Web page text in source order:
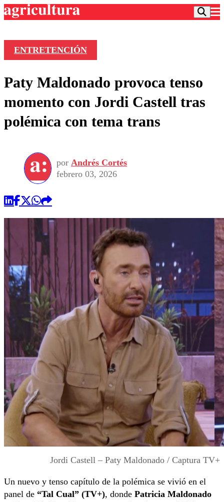
Frecuencias
Agricultura TV
Deportes
Colo Colo
Seleccion Chilena
Torneo Internacional
Universidad de Chile
Entretención
Economía
Internacional
Sustentabilidad
Publicaciones en medios
Opinión
ENTRETENCIÓN
Paty Maldonado provoca tenso
momento con Jordi Castell tras
polémica con tema trans
por Andrés Cortés
febrero 03, 2026
Jordi Castell – Paty Maldonado / Captura TV+
Un nuevo y tenso capítulo de la polémica se vivió en el
panel de “Tal Cual” (TV+), donde Patricia Maldonado